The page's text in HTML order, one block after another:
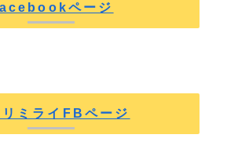
ページ
ミライFBページ